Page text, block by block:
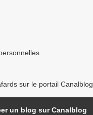
sur le portail Canalblog
un blog sur Canalblog